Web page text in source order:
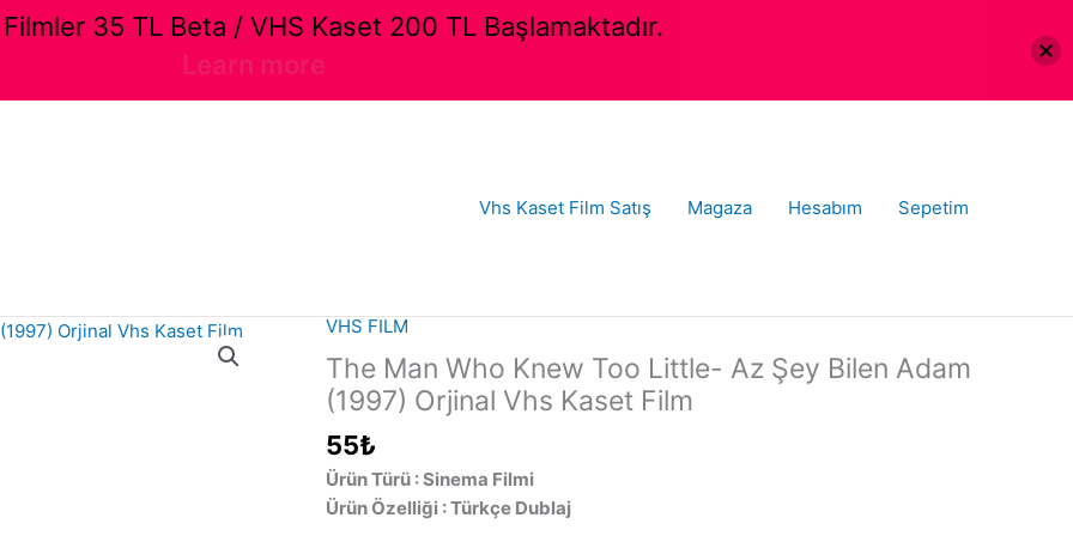
Vhs Kaset Film Satış Magaza Hesabım Sepetim
VHS FILM
The Man Who Knew Too Little- Az Şey Bilen Adam
(1997) Orjinal Vhs Kaset Film
55₺
Ürün Türü : Sinema Filmi
Ürün Özelliği : Türkçe Dublaj
35 TL Beta / VHS Kaset 200 TL Başlamaktadır.
Learn more